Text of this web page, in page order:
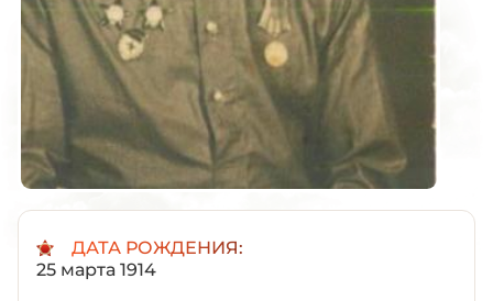
ДАТА РОЖДЕНИЯ:
25 марта 1914